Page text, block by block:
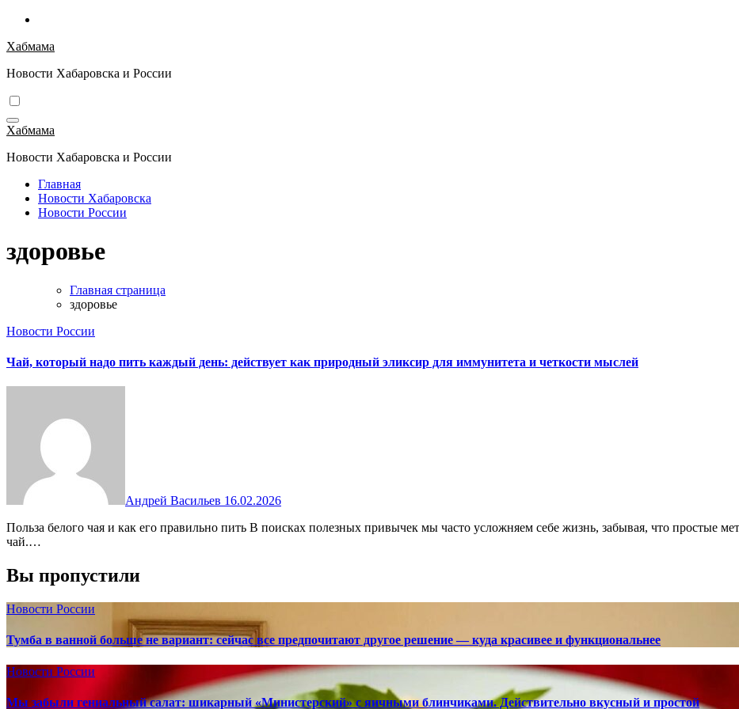
Перейти
содержимому
Хабмама
Новости Хабаровска и России
Хабмама
Новости Хабаровска и России
Главная
Новости Хабаровска
Новости России
здоровье
Главная страница
здоровье
Новости России
Чай, который надо пить каждый день: действует как природный эликсир для иммунитета и четкости мыслей
Андрей Васильев 16.02.2026
Польза белого чая и как его правильно пить В поисках полезных привычек мы часто усложняем себе жизнь, забывая, что простые методы могут быть эффективными. Один из таких — белый
чай.…
Вы пропустили
Новости России
Тумба в ванной больше не вариант: сейчас все предпочитают другое решение — куда красивее и функциональнее
Новости России
Мы забыли гениальный салат: шикарный «Министерский» с яичными блинчиками. Действительно вкусный и простой